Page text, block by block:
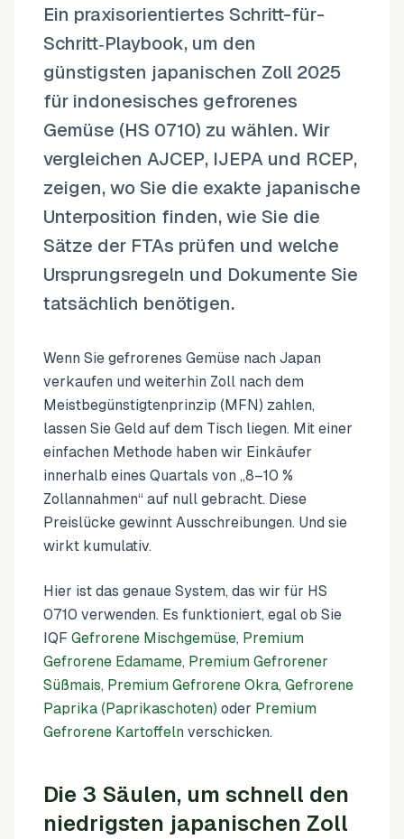
Ein praxisorientiertes Schritt-für-
Schritt‑Playbook, um den
günstigsten japanischen Zoll 2025
für indonesisches gefrorenes
Gemüse (HS 0710) zu wählen. Wir
vergleichen AJCEP, IJEPA und RCEP,
zeigen, wo Sie die exakte japanische
Unterposition finden, wie Sie die
Sätze der FTAs prüfen und welche
Ursprungsregeln und Dokumente Sie
tatsächlich benötigen.
Wenn Sie gefrorenes Gemüse nach Japan
verkaufen und weiterhin Zoll nach dem
Meistbegünstigtenprinzip (MFN) zahlen,
lassen Sie Geld auf dem Tisch liegen. Mit einer
einfachen Methode haben wir Einkäufer
innerhalb eines Quartals von „8–10 %
Zollannahmen“ auf null gebracht. Diese
Preislücke gewinnt Ausschreibungen. Und sie
wirkt kumulativ.
Hier ist das genaue System, das wir für HS
0710 verwenden. Es funktioniert, egal ob Sie
IQF Gefrorene Mischgemüse, Premium
Gefrorene Edamame, Premium Gefrorener
Süßmais, Premium Gefrorene Okra, Gefrorene
Paprika (Paprikaschoten) oder Premium
Gefrorene Kartoffeln verschicken.
Die 3 Säulen, um schnell den
niedrigsten japanischen Zoll